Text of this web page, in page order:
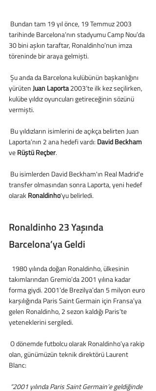
tarihinde Barcelona’nın stadyumu Camp Nou’da
30 bini aşkın taraftar, Ronaldinho’nun imza
töreninde bir araya gelmişti.
yürüten Juan Laporta 2003’te ilk kez seçilirken,
kulübe yıldız oyuncuları getireceğinin sözünü
vermişti.
Laporta’nın 2 ana hedefi vardı: David Beckham
ve Rüştü Reçber.
transfer olmasından sonra Laporta, yeni hedef
olarak Ronaldinho'yu belirledi.
Ronaldinho 23 Yaşında
Barcelona’ya Geldi
takımlarından Gremio’da 2001 yılına kadar
forma giydi. 2001’de Brezilya’dan 5 milyon euro
karşılığında Paris Saint Germain için Fransa’ya
gelen Ronaldinho, 2 sezon kaldığı Paris’te
yeteneklerini sergiledi.
olan, günümüzün teknik direktörü Laurent
Blanc: